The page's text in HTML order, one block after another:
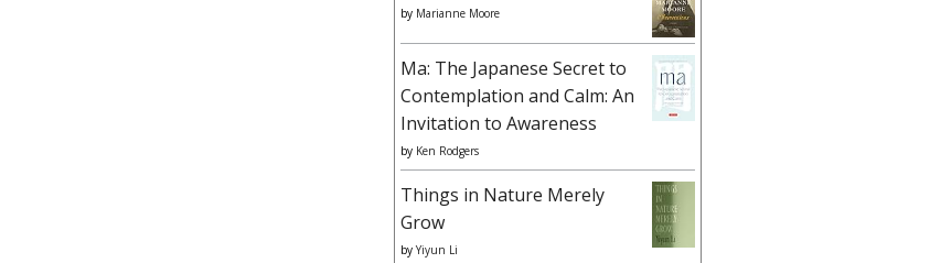
by Marianne Moore
Ma: The Japanese Secret to
Contemplation and Calm: An
Invitation to Awareness
by Ken Rodgers
Things in Nature Merely
Grow
by Yiyun Li